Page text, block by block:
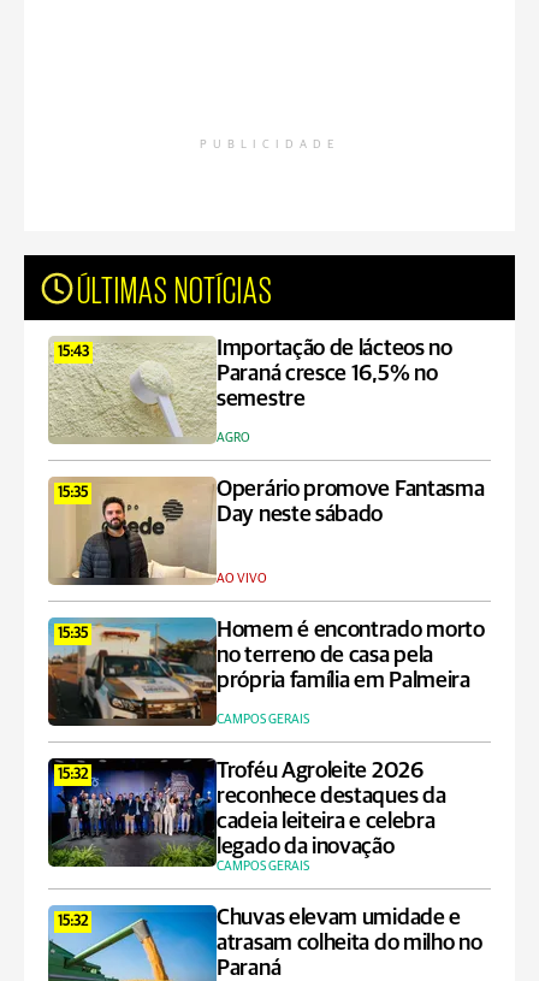
PUBLICIDADE
ÚLTIMAS NOTÍCIAS
15:43
Importação de lácteos no
Paraná cresce 16,5% no
semestre
AGRO
15:35
Operário promove Fantasma
Day neste sábado
AO VIVO
15:35
Homem é encontrado morto
no terreno de casa pela
própria família em Palmeira
CAMPOS GERAIS
15:32
Troféu Agroleite 2026
reconhece destaques da
cadeia leiteira e celebra
legado da inovação
CAMPOS GERAIS
15:32
Chuvas elevam umidade e
atrasam colheita do milho no
Paraná